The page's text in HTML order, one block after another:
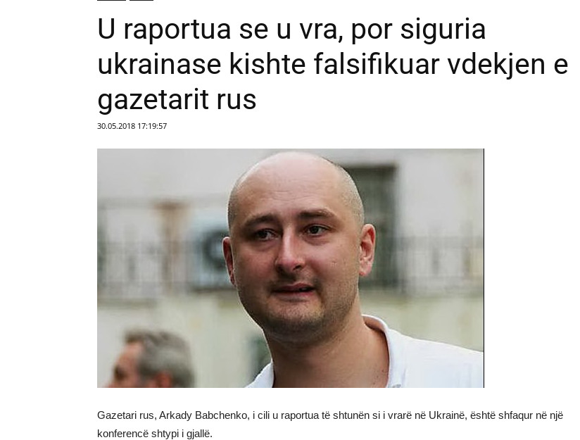
U raportua se u vra, por siguria
ukrainase kishte falsifikuar vdekjen e
gazetarit rus
30.05.2018 17:19:57
Gazetari rus, Arkady Babchenko, i cili u raportua të shtunën si i vrarë në Ukrainë, është shfaqur në një
konferencë shtypi i gjallë.